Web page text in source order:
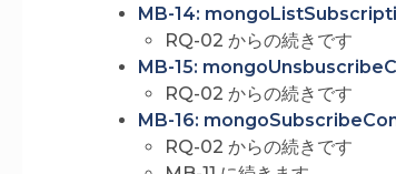
MB-14:
RQ-02 からの続きです
MB-15:
RQ-02 からの続きです
MB-16:
RQ-02 からの続きです